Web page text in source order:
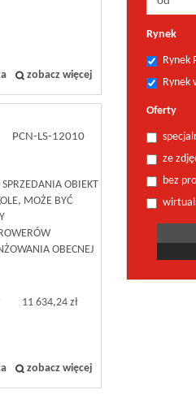
zobacz więcej
PCN-LS-12010
OBIEKT
MOŻE BYĆ
OBECNEJ
11 634,24 zł
zobacz więcej
Rynek
Rynek
Rynek
Oferty
ze
bez